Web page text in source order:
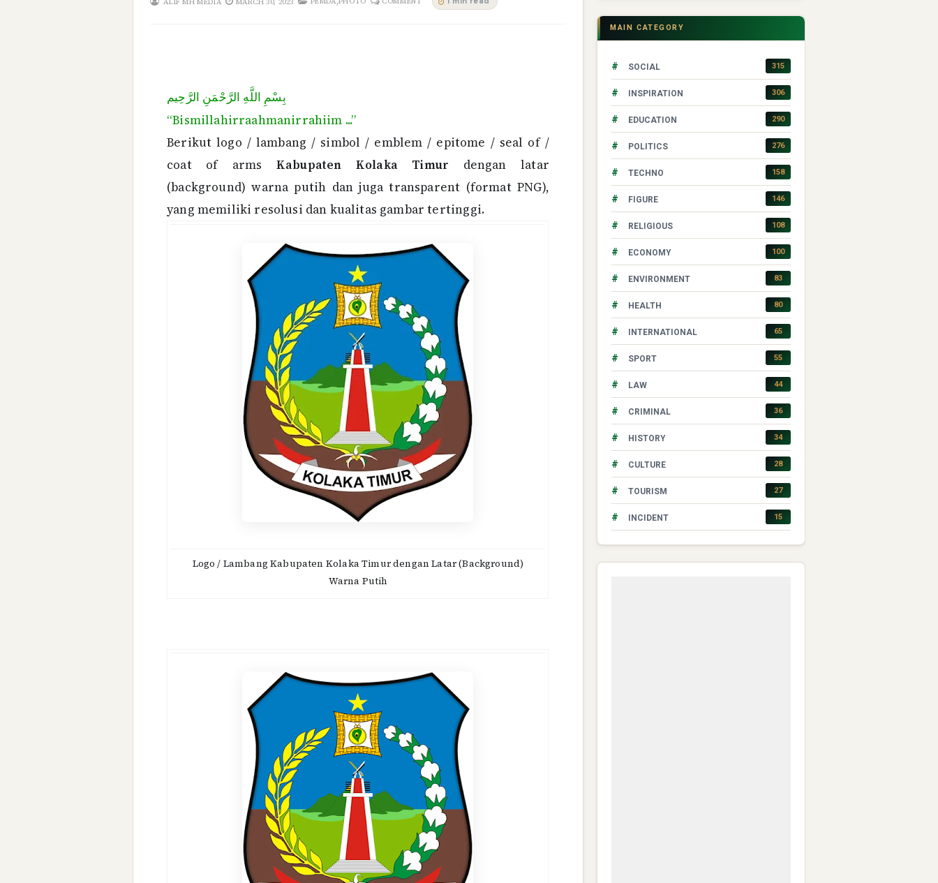
ALIF MH MEDIA MARCH 30, 2023
بِسْمِ اللَّهِ الرَّحْمَنِ الرَّحِيم
“Bismillahirraahmanirrahiim ...”
Berikut logo / lambang / simbol / emblem / epitome / seal of /
coat of arms Kabupaten Kolaka Timur dengan latar
(background) warna putih dan juga transparent (format PNG),
yang memiliki resolusi dan kualitas gambar tertinggi.
Logo / Lambang Kabupaten Kolaka Timur dengan Latar (Background)
Warna Putih
MAIN CATEGORY
# SOCIAL 315
# INSPIRATION 306
# EDUCATION 290
# POLITICS 276
# TECHNO 158
# FIGURE 146
# RELIGIOUS 108
# ECONOMY 100
# ENVIRONMENT 83
# HEALTH 80
# INTERNATIONAL 65
# SPORT 55
# LAW 44
# CRIMINAL 36
# HISTORY 34
# CULTURE 28
# TOURISM 27
# INCIDENT 15